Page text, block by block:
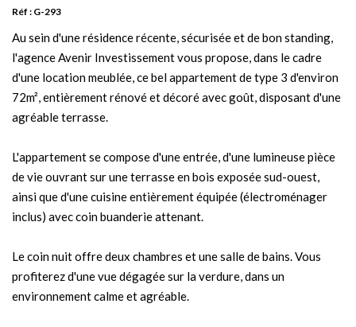
VENDRE
Estimer votre bien
CONTACT
Réf : G-293
Au sein d'une résidence récente, sécurisée et de bon standing,
l'agence Avenir Investissement vous propose, dans le cadre
d'une location meublée, ce bel appartement de type 3 d'environ
72m², entièrement rénové et décoré avec goût, disposant d'une
agréable terrasse.
L'appartement se compose d'une entrée, d'une lumineuse pièce
de vie ouvrant sur une terrasse en bois exposée sud-ouest,
ainsi que d'une cuisine entièrement équipée (électroménager
inclus) avec coin buanderie attenant.
Le coin nuit offre deux chambres et une salle de bains. Vous
profiterez d'une vue dégagée sur la verdure, dans un
environnement calme et agréable.